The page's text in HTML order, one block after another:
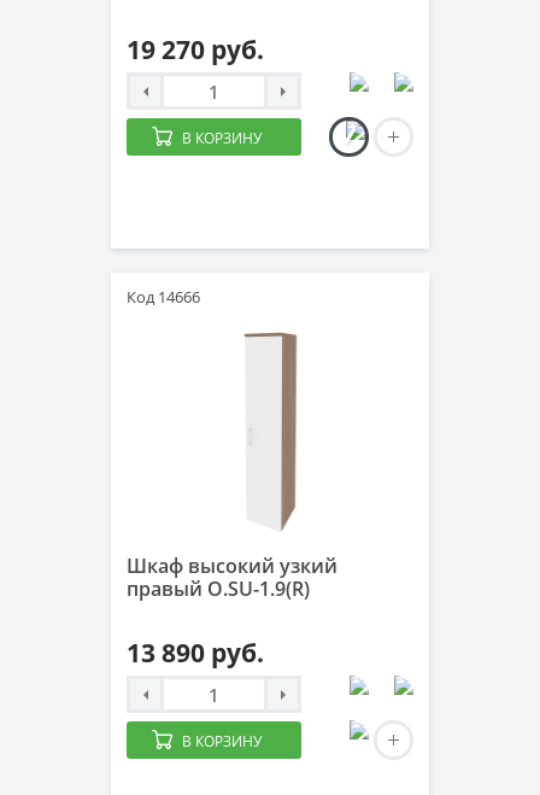
19 270 руб.
В КОРЗИНУ
Код 14666
Шкаф высокий узкий
правый O.SU-1.9(R)
13 890 руб.
В КОРЗИНУ